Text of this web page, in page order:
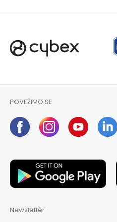
POVEŽIMO SE
Newsletter